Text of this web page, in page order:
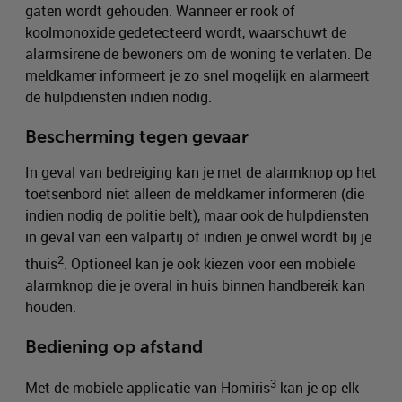
gaten wordt gehouden. Wanneer er rook of
koolmonoxide gedetecteerd wordt, waarschuwt de
alarmsirene de bewoners om de woning te verlaten. De
meldkamer informeert je zo snel mogelijk en alarmeert
de hulpdiensten indien nodig.
Bescherming tegen gevaar
In geval van bedreiging kan je met de alarmknop op het
toetsenbord niet alleen de meldkamer informeren (die
indien nodig de politie belt), maar ook de hulpdiensten
in geval van een valpartij of indien je onwel wordt bij je
thuis2. Optioneel kan je ook kiezen voor een mobiele
alarmknop die je overal in huis binnen handbereik kan
houden.
Bediening op afstand
Met de mobiele applicatie van Homiris3 kan je op elk